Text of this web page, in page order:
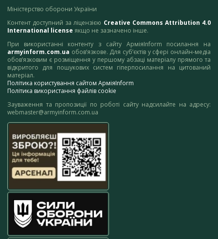
Міністерство оборони України
Контент доступний за ліцензією Creative Commons Attribution 4.0
International license якщо не зазначено інше.
При використанні контенту з сайту АрміяInform посилання на
armyinform.com.ua обов’язкове. Для суб’єктів у сфері онлайн-медіа
обов’язковим є розміщення у першому абзаці матеріалу прямого та
відкритого для пошукових систем гіперпосилання на цитований
матеріал.
Політика користування сайтом АрміяInform
Політика використання файлів cookie
Зауваження та пропозиції по роботі сайту надсилайте на адресу:
webmaster@armyinform.com.ua